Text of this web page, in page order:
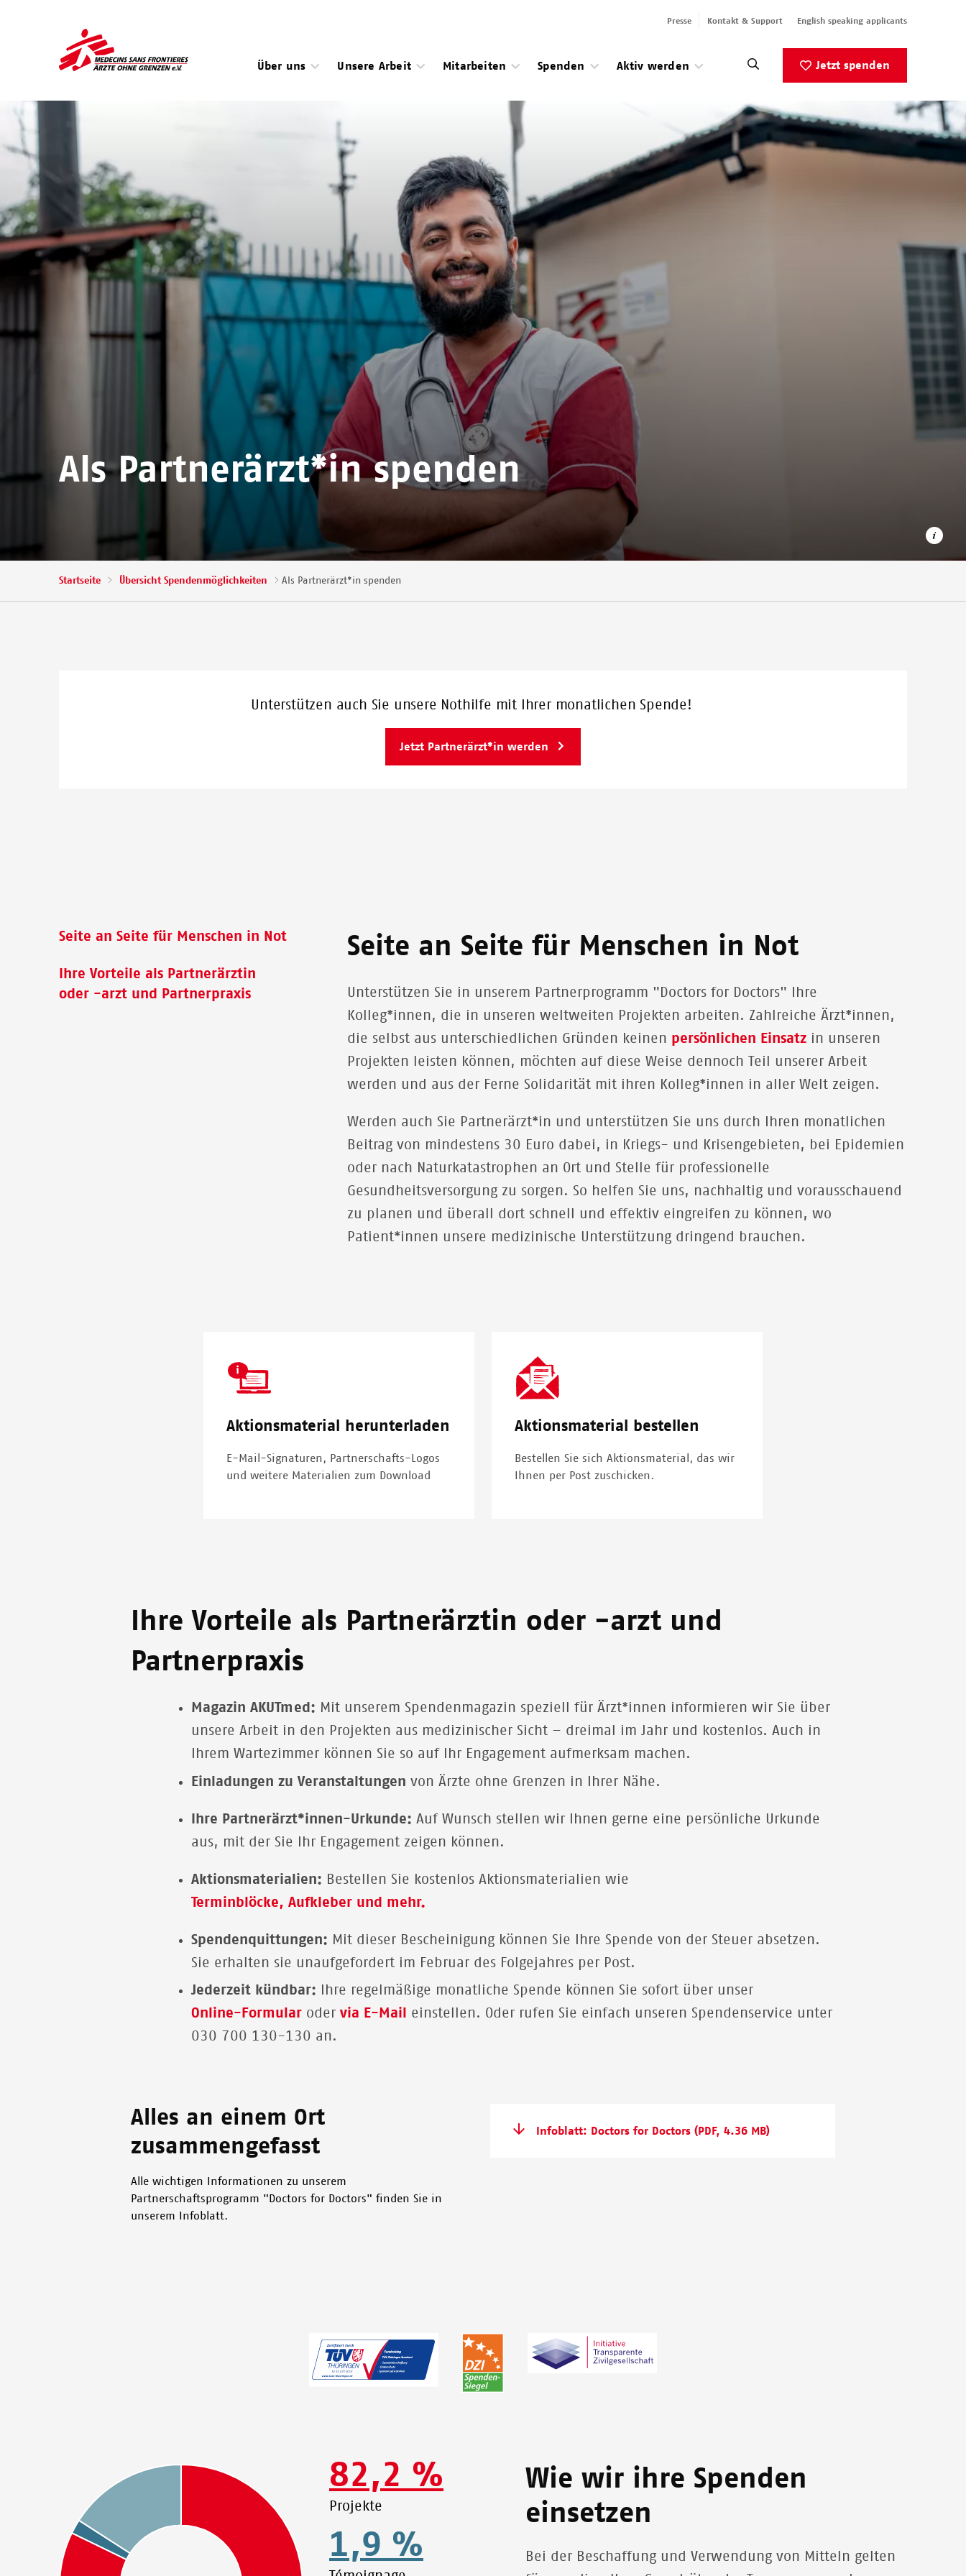
Über uns
Unsere Arbeit Mitarbeiten Spenden Aktiv werden
Presse Kontakt & Support English speaking applicants
Jetzt spenden
Als Partnerärzt*in spenden
Pfadnavigation
Startseite Übersicht Spendenmöglichkeiten Als Partnerärzt*in spenden
Unterstützen auch Sie unsere Nothilfe mit Ihrer monatlichen Spende!
Jetzt Partnerärzt*in werden
Seite an Seite für Menschen in Not
Ihre Vorteile als Partnerärztin
oder -arzt und Partnerpraxis
Seite an Seite für Menschen in Not
Unterstützen Sie in unserem Partnerprogramm "Doctors for Doctors" Ihre
Kolleg*innen, die in unseren weltweiten Projekten arbeiten. Zahlreiche Ärzt*innen,
die selbst aus unterschiedlichen Gründen keinen persönlichen Einsatz in unseren
Projekten leisten können, möchten auf diese Weise dennoch Teil unserer Arbeit
werden und aus der Ferne Solidarität mit ihren Kolleg*innen in aller Welt zeigen.
Werden auch Sie Partnerärzt*in und unterstützen Sie uns durch Ihren monatlichen
Beitragvon mindestens 30 Euro dabei, in Kriegs- und Krisengebieten, bei Epidemien
oder nach Naturkatastrophen an Ort und Stelle für professionelle
Gesundheitsversorgung zu sorgen. So helfen Sie uns, nachhaltig und vorausschauend
zu planen und überall dort schnell und effektiv eingreifen zu können,wo
Patient*innen unsere medizinische Unterstützung dringend brauchen.
SVG
Icon
Aktionsmaterial herunterladen
E-Mail-Signaturen, Partnerschafts-Logos
und weitere Materialien zum Download
SVG
Icon
Aktionsmaterial bestellen
Bestellen Sie sich Aktionsmaterial, das wir
Ihnen per Post zuschicken.
Ihre Vorteile als Partnerärztin oder -arzt und
Partnerpraxis
Magazin AKUTmed: Mit unserem Spendenmagazin speziell für Ärzt*innen informieren wir Sie über
unsere Arbeit in den Projekten aus medizinischer Sicht – dreimal im Jahr und kostenlos. Auch in
Ihrem Wartezimmer können Sie so auf Ihr Engagement aufmerksam machen.
Einladungen zu Veranstaltungen von Ärzte ohne Grenzen in Ihrer Nähe.
Ihre Partnerärzt*innen-Urkunde: Auf Wunsch stellen wir Ihnen gerne eine persönliche Urkunde
aus, mit der Sie Ihr Engagement zeigen können.
Aktionsmaterialien: Bestellen Sie kostenlos Aktionsmaterialien wie
Terminblöcke, Aufkleber und mehr.
Spendenquittungen: Mit dieser Bescheinigung können Sie Ihre Spende von der Steuer absetzen.
Sie erhalten sie unaufgefordert im Februar des Folgejahres per Post.
Jederzeit kündbar: Ihre regelmäßige monatliche Spende können Sie sofort über unser
Online-Formular oder via E-Mail einstellen. Oder rufen Sie einfach unseren Spendenservice unter
030 700 130-130 an.
Alles an einem Ort
zusammengefasst
Alle wichtigen Informationen zu unserem
Partnerschaftsprogramm "Doctors for Doctors" finden Sie in
unserem Infoblatt.
Infoblatt: Doctors for Doctors (PDF, 4.36 MB)
Wie wir ihre Spenden
einsetzen
Bei der Beschaffung und Verwendung von Mitteln gelten
82,2 %
Projekte
1,9 %